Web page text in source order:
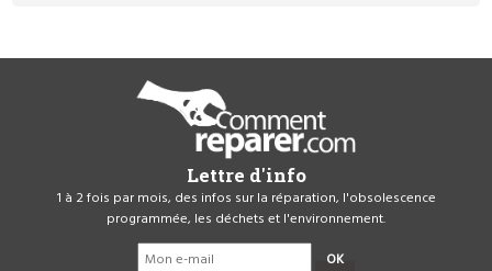
Lettre d'info
1 à 2 fois par mois, des infos sur la réparation, l'obsolescence
programmée, les déchets et l'environnement.
OK